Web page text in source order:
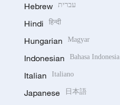
Hebrew עברית
Hindi हिन्दी
Hungarian Magyar
Indonesian Bahasa Indonesia
Italian Italiano
Japanese 日本語